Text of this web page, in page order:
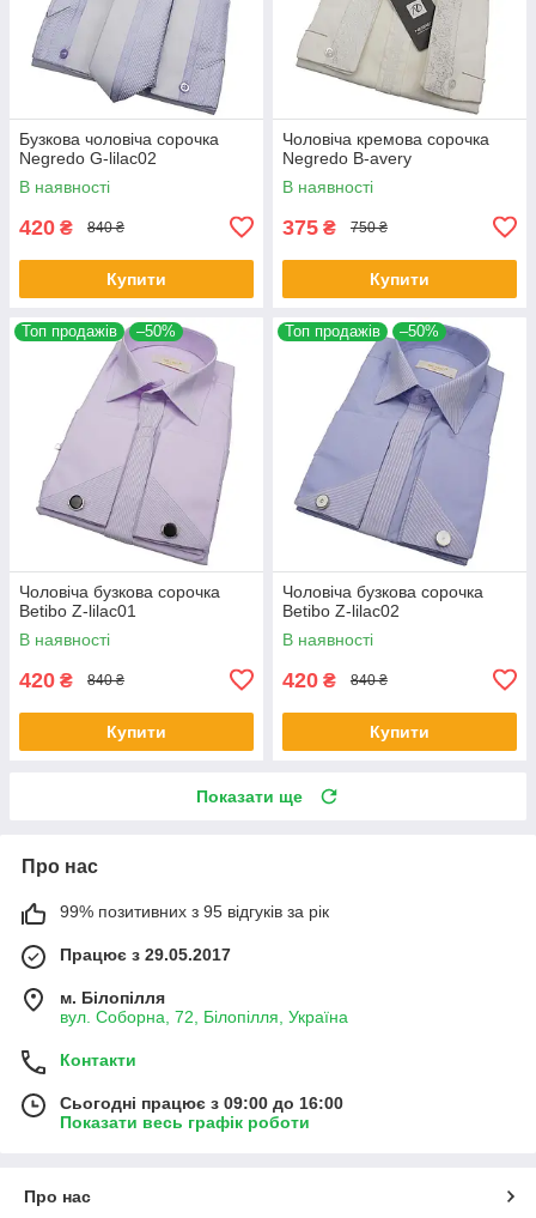
Бузкова чоловіча сорочка
Negredo G-lilac02
В наявності
420 ₴ 840 ₴
Купити
Чоловіча кремова сорочка
Negredo B-avery
В наявності
375 ₴ 750 ₴
Купити
Топ продажів –50%
Чоловіча бузкова сорочка
Betibo Z-lilac01
В наявності
420 ₴ 840 ₴
Купити
Топ продажів –50%
Чоловіча бузкова сорочка
Betibo Z-lilac02
В наявності
420 ₴ 840 ₴
Купити
Показати ще
Про нас
99% позитивних з 95 відгуків за рік
Працює з 29.05.2017
м. Білопілля
вул. Соборна, 72, Білопілля, Україна
Контакти
Сьогодні працює з 09:00 до 16:00
Показати весь графік роботи
Про нас